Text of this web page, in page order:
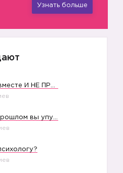
Узнать больше